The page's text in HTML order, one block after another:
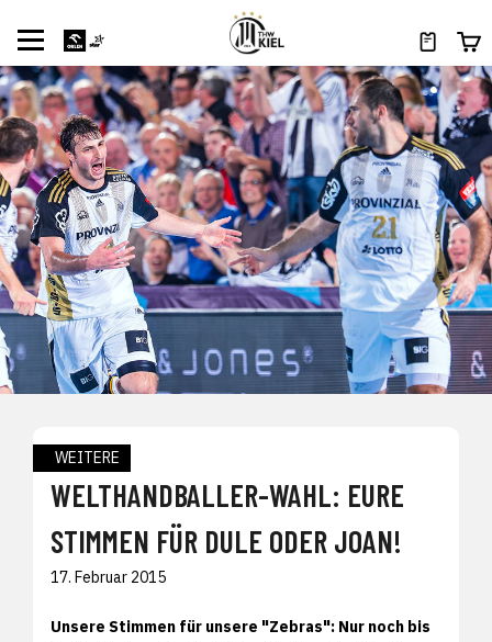
WEITERE
WELTHANDBALLER-WAHL: EURE
STIMMEN FÜR DULE ODER JOAN!
17. Februar 2015
Unsere Stimmen für unsere "Zebras": Nur noch bis